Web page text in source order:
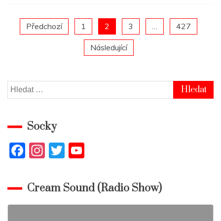
Posts
pagination
Předchozí 1 2 3 … 427
Následující
Vyhledávání
Socky
F
c
e
In
a
gr
T
itt
er
u
T
Cream Sound (Radio Show)